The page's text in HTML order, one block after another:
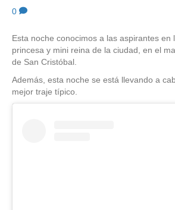
0
Esta noche conocimos a las aspirantes en
princesa y mini reina de la ciudad, en el
de San Cristóbal.
Además, esta noche se está llevando a
mejor traje típico.